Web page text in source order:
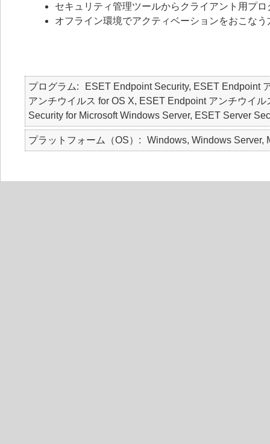
セキュリティ管理ツールからクライアント用プ
オフライン環境でアクティベーションをおこなう
プログラム
ESET Endpoint Security, ESET Endpoint
アンチウイルス for OS X, ESET Endpoint アンチウイ
Security for Microsoft Windows Server, ESET Server
プラットフォーム（OS） Windows, Windows Server,